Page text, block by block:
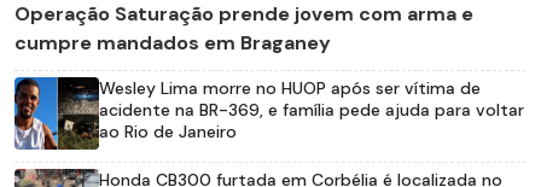
Operação Saturação prende jovem com arma e
cumpre mandados em Braganey
Wesley Lima morre no HUOP após ser vítima de
acidente na BR-369, e família pede ajuda para voltar
ao Rio de Janeiro
Honda CB300 furtada em Corbélia é localizada no